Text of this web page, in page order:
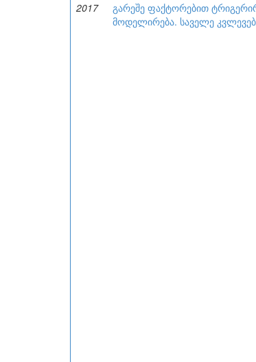
2017
გარეშე ფაქტორებით
მოდელირება. საველე